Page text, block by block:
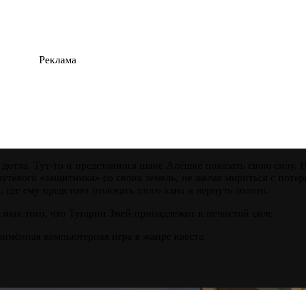
Реклама